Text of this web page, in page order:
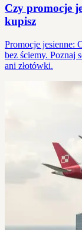
Czy promocje
kupisz
Promocje jesienne:
bez ściemy. Poznaj
ani złotówki.